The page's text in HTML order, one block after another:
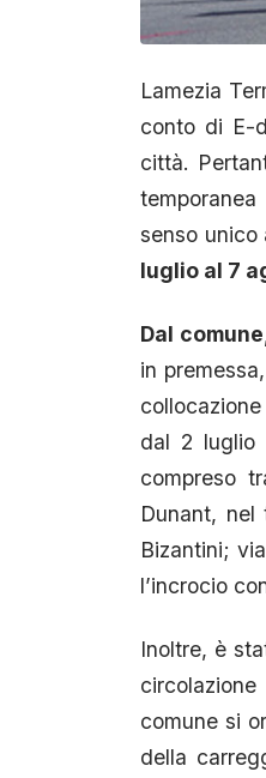
Lamezia
conto di E-
città.
senso unico
luglio al 7
Dal
in
dal 2 luglio
compreso
Dunant,
Bizantini;
l’incrocio
Inoltre, è
comune si
della